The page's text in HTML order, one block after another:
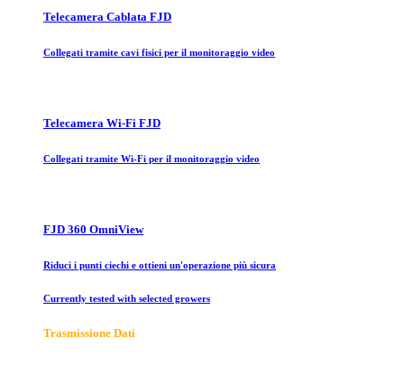
Telecamera Cablata FJD
Collegati tramite cavi fisici per il monitoraggio video
Telecamera Wi-Fi FJD
Collegati tramite Wi-Fi per il monitoraggio video
FJD 360 OmniView
Riduci i punti ciechi e ottieni un'operazione più sicura
Currently tested with selected growers
Trasmissione Dati